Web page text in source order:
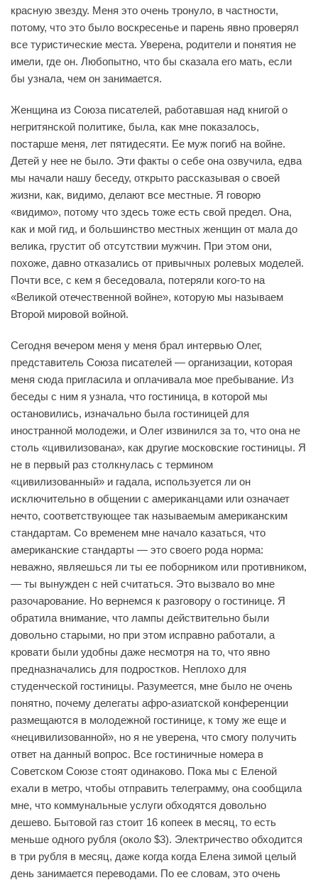
красную звезду. Меня это очень тронуло, в частности,
потому, что это было воскресенье и парень явно проверял
все туристические места. Уверена, родители и понятия не
имели, где он. Любопытно, что бы сказала его мать, если
бы узнала, чем он занимается.
Женщина из Союза писателей, работавшая над книгой о
негритянской политике, была, как мне показалось,
постарше меня, лет пятидесяти. Ее муж погиб на войне.
Детей у нее не было. Эти факты о себе она озвучила, едва
мы начали нашу беседу, открыто рассказывая о своей
жизни, как, видимо, делают все местные. Я говорю
«видимо», потому что здесь тоже есть свой предел. Она,
как и мой гид, и большинство местных женщин от мала до
велика, грустит об отсутствии мужчин. При этом они,
похоже, давно отказались от привычных ролевых моделей.
Почти все, с кем я беседовала, потеряли кого-то на
«Великой отечественной войне», которую мы называем
Второй мировой войной.
Сегодня вечером меня у меня брал интервью Олег,
представитель Союза писателей — организации, которая
меня сюда пригласила и оплачивала мое пребывание. Из
беседы с ним я узнала, что гостиница, в которой мы
остановились, изначально была гостиницей для
иностранной молодежи, и Олег извинился за то, что она не
столь «цивилизована», как другие московские гостиницы. Я
не в первый раз столкнулась с термином
«цивилизованный» и гадала, используется ли он
исключительно в общении с американцами или означает
нечто, соответствующее так называемым американским
стандартам. Со временем мне начало казаться, что
американские стандарты — это своего рода норма:
неважно, являешься ли ты ее поборником или противником,
— ты вынужден с ней считаться. Это вызвало во мне
разочарование. Но вернемся к разговору о гостинице. Я
обратила внимание, что лампы действительно были
довольно старыми, но при этом исправно работали, а
кровати были удобны даже несмотря на то, что явно
предназначались для подростков. Неплохо для
студенческой гостиницы. Разумеется, мне было не очень
понятно, почему делегаты афро-азиатской конференции
размещаются в молодежной гостинице, к тому же еще и
«нецивилизованной», но я не уверена, что смогу получить
ответ на данный вопрос. Все гостиничные номера в
Советском Союзе стоят одинаково. Пока мы с Еленой
ехали в метро, чтобы отправить телеграмму, она сообщила
мне, что коммунальные услуги обходятся довольно
дешево. Бытовой газ стоит 16 копеек в месяц, то есть
меньше одного рубля (около $3). Электричество обходится
в три рубля в месяц, даже когда когда Елена зимой целый
день занимается переводами. По ее словам, это очень